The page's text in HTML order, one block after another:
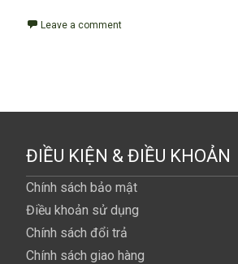
Leave a comment
ĐIỀU KIỆN & ĐIỀU KHOẢN
Chính sách bảo mật
Điều khoản sử dụng
Chính sách đổi trả
Chính sách giao hàng